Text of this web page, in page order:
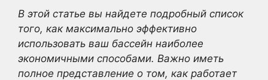
В этой статье вы найдете подробный список
того, как максимально эффективно
использовать ваш бассейн наиболее
экономичными способами. Важно иметь
полное представление о том, как работает